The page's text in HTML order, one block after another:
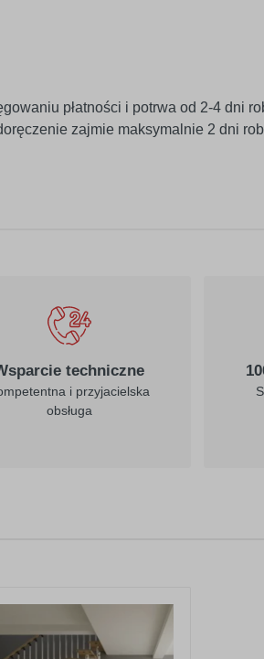
płatności i potrwa od 2-4 dni
zajmie maksymalnie 2 dni
techniczne
i przyjacielska
obsługa